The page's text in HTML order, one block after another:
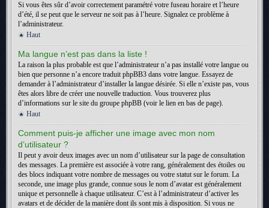
Si vous êtes sûr d’avoir correctement paramétré votre fuseau horaire et l’heure
d’été, il se peut que le serveur ne soit pas à l’heure. Signalez ce problème à
l’administrateur.
Haut
Ma langue n’est pas dans la liste !
La raison la plus probable est que l’administrateur n’a pas installé votre langue ou
bien que personne n’a encore traduit phpBB3 dans votre langue. Essayez de
demander à l’administrateur d’installer la langue désirée. Si elle n’existe pas, vous
êtes alors libre de créer une nouvelle traduction. Vous trouverez plus
d’informations sur le site du groupe phpBB (voir le lien en bas de page).
Haut
Comment puis-je afficher une image avec mon nom
d’utilisateur ?
Il peut y avoir deux images avec un nom d’utilisateur sur la page de consultation
des messages. La première est associée à votre rang, généralement des étoiles ou
des blocs indiquant votre nombre de messages ou votre statut sur le forum. La
seconde, une image plus grande, connue sous le nom d’avatar est généralement
unique et personnelle à chaque utilisateur. C’est à l’administrateur d’activer les
avatars et de décider de la manière dont ils sont mis à disposition. Si vous ne